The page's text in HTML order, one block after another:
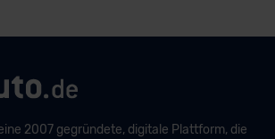
2007 gegründete, digitale Plattform, die